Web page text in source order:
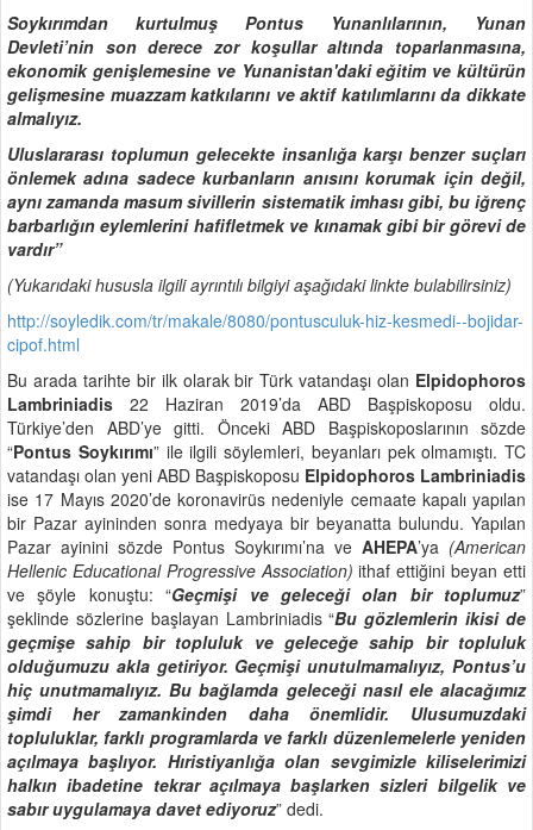
Soykırımdan kurtulmuş Pontus Yunanlılarının, Yunan
Devleti’nin son derece zor koşullar altında toparlanmasına,
ekonomik genişlemesine ve Yunanistan'daki eğitim ve kültürün
gelişmesine muazzam katkılarını ve aktif katılımlarını da dikkate
almalıyız.
Uluslararası toplumun gelecekte insanlığa karşı benzer suçları
önlemek adına sadece kurbanların anısını korumak için değil,
aynı zamanda masum sivillerin sistematik imhası gibi, bu iğrenç
barbarlığın eylemlerini hafifletmek ve kınamak gibi bir görevi de
vardır”
(Yukarıdaki hususla ilgili ayrıntılı bilgiyi aşağıdaki linkte bulabilirsiniz)
http://soyledik.com/tr/makale/8080/pontusculuk-hiz-kesmedi--bojidar-
cipof.html
Bu arada tarihte bir ilk olarak bir Türk vatandaşı olan Elpidophoros
Lambriniadis 22 Haziran 2019’da ABD Başpiskoposu oldu.
Türkiye’den ABD’ye gitti. Önceki ABD Başpiskoposlarının sözde
“Pontus Soykırımı” ile ilgili söylemleri, beyanları pek olmamıştı. TC
vatandaşı olan yeni ABD Başpiskoposu Elpidophoros Lambriniadis
ise 17 Mayıs 2020’de koronavirüs nedeniyle cemaate kapalı yapılan
bir Pazar ayininden sonra medyaya bir beyanatta bulundu. Yapılan
Pazar ayinini sözde Pontus Soykırımı’na ve AHEPA’ya (American
Hellenic Educational Progressive Association) ithaf ettiğini beyan etti
ve şöyle konuştu: “Geçmişi ve geleceği olan bir toplumuz”
şeklinde sözlerine başlayan Lambriniadis “Bu gözlemlerin ikisi de
geçmişe sahip bir topluluk ve geleceğe sahip bir topluluk
olduğumuzu akla getiriyor. Geçmişi unutulmamalıyız, Pontus’u
hiç unutmamalıyız. Bu bağlamda geleceği nasıl ele alacağımız
şimdi her zamankinden daha önemlidir.
Ulusumuzdaki
topluluklar, farklı programlarda ve farklı düzenlemelerle yeniden
açılmaya başlıyor. Hıristiyanlığa olan sevgimizle kiliselerimizi
halkın ibadetine tekrar açılmaya başlarken sizleri bilgelik ve
sabır uygulamaya davet ediyoruz” dedi.